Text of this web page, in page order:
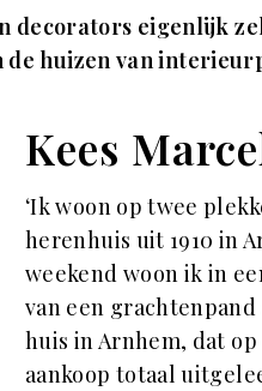
eigenlijk
huizen van
Kees
‘Ik woon op twee
herenhuis uit 1910 in
weekend woon ik in
van een
huis in Arnhem, dat
aankoop totaal